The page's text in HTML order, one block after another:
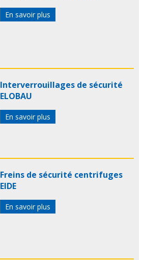
En savoir plus
Interverrouillages de sécurité
ELOBAU
En savoir plus
Freins de sécurité centrifuges
EIDE
En savoir plus